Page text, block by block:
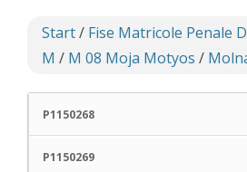
Start/ Fise Matricole Penale
M / M 08 Moja Motyos /
P1150268
P1150269